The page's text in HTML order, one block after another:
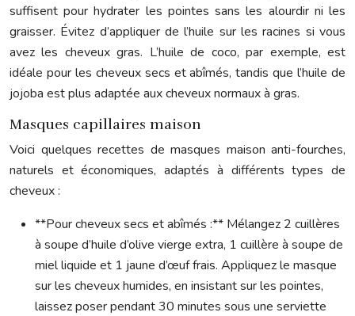
suffisent pour hydrater les pointes sans les alourdir ni les
graisser. Évitez d’appliquer de l’huile sur les racines si vous
avez les cheveux gras. L’huile de coco, par exemple, est
idéale pour les cheveux secs et abîmés, tandis que l’huile de
jojoba est plus adaptée aux cheveux normaux à gras.
Masques capillaires maison
Voici quelques recettes de masques maison anti-fourches,
naturels et économiques, adaptés à différents types de
cheveux :
**Pour cheveux secs et abîmés :** Mélangez 2 cuillères
à soupe d’huile d’olive vierge extra, 1 cuillère à soupe de
miel liquide et 1 jaune d’œuf frais. Appliquez le masque
sur les cheveux humides, en insistant sur les pointes,
laissez poser pendant 30 minutes sous une serviette